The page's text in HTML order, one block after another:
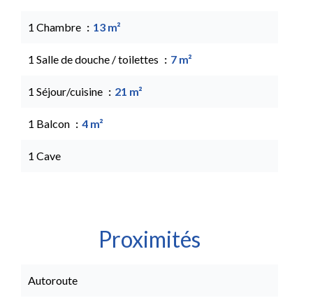
1 Chambre 13 m²
1 Salle de douche / toilettes 7 m²
1 Séjour/cuisine 21 m²
1 Balcon 4 m²
1 Cave
Proximités
Autoroute